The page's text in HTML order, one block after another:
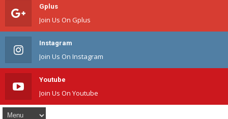
Gplus
Join Us On Gplus
Instagram
Join Us On Instagram
Youtube
Join Us On Youtube